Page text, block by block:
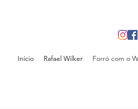
Início Rafael Wilker Forró com o